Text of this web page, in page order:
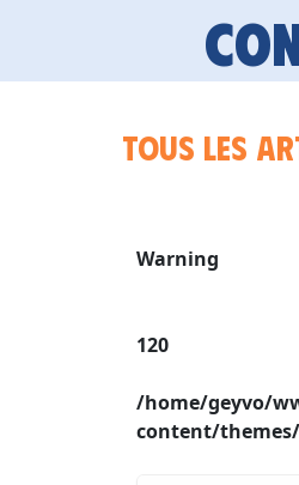
Tous les
Warning
120
/home/geyvo/
content/